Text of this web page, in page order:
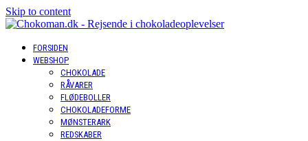
Skip to content
FORSIDEN
WEBSHOP
CHOKOLADE
RÅVARER
FLØDEBOLLER
CHOKOLADEFORME
MØNSTERARK
REDSKABER